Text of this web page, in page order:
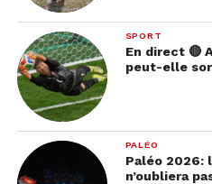
SPORT
En direct 🔴
peut-elle
PALÉO
Paléo 2026:
n’oubliera